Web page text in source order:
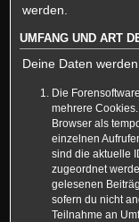
werden.
UMFANG UND ART
Deine Daten
Die
mehrere
Browser als
einzelnen
sind die aktuelle
zugeordnet
gelesenen
sofern du nicht
Teilnahme an